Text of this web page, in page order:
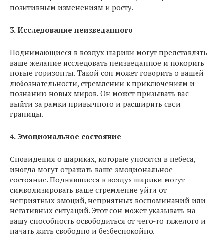
позитивным изменениям и росту.
3. Исследование неизведанного
Поднимающиеся в воздух шарики могут представлять
ваше желание исследовать неизведанное и покорить
новые горизонты. Такой сон может говорить о вашей
любознательности, стремлении к приключениям и
познанию новых миров. Он может призывать вас
выйти за рамки привычного и расширить свои
границы.
4. Эмоциональное состояние
Сновидения о шариках, которые уносятся в небеса,
иногда могут отражать ваше эмоциональное
состояние. Поднявшиеся в воздух шарики могут
символизировать ваше стремление уйти от
неприятных эмоций, неприятных воспоминаний или
негативных ситуаций. Этот сон может указывать на
вашу способность освободиться от чего-то тяжелого и
начать жить свободно и безбеспокойно.